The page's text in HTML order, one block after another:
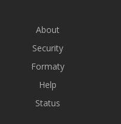
About
Security
Formaty
Help
Status